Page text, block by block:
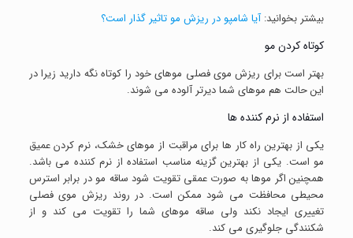
بیشتر بخوانید:آیا شامپو در ریزش مو تاثیر گذار است؟
کوتاه کردن مو
بهتر است برای ریزش موی فصلی موهای خود را کوتاه نگه دارید زیرا در
این حالت هم موهای شما دیرتر آلوده می شوند.
استفاده از نرم کننده ها
یکی از بهترین راه کار ها برای مراقبت از موهای خشک، نرم کردن عمیق
مو است. یکی از بهترین گزینه مناسب استفاده از نرم کننده می باشد.
همچنین اگر موها به صورت عمقی تقویت شود ساقه مو در برابر استرس
محیطی محافظت می شود ممکن است. در روند ریزش موی فصلی
تغییری ایجاد نکند ولی ساقه موهای شما را تقویت می کند و از
شکنندگی جلوگیری می کند.